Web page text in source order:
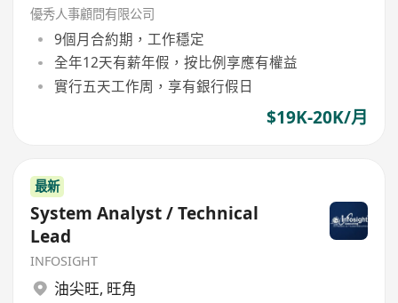
優秀人事顧問有限公司
9個月合約期，工作穩定
全年12天有薪年假，按比例享應有權益
實行五天工作周，享有銀行假日
$19K-20K/月
最新
System Analyst / Technical
Lead
INFOSIGHT
油尖旺, 旺角